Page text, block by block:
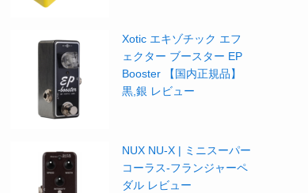
Xotic エキゾチック エフ
ェクター ブースター EP
Booster 【国内正規品】
黒,銀 レビュー
NUX NU-X | ミニスーパー
コーラス-フランジャーペ
ダル レビュー